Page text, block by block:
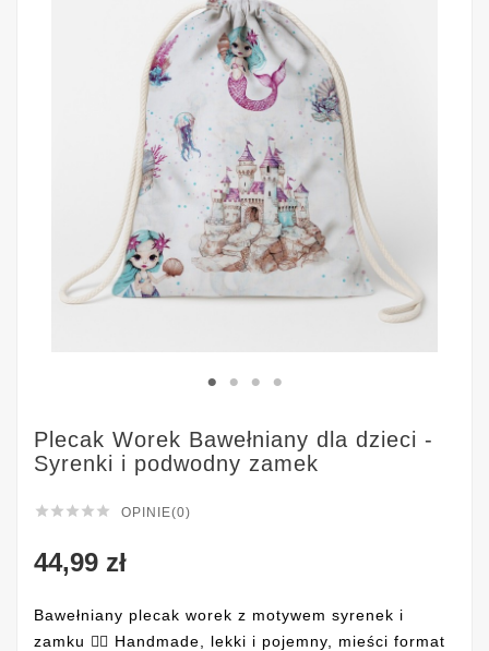
Plecak Worek Bawełniany dla dzieci -
Syrenki i podwodny zamek
     OPINIE(0)
44,99 zł
Bawełniany plecak worek z motywem syrenek i
zamku 🧜‍♀️ Handmade, lekki i pojemny, mieści format